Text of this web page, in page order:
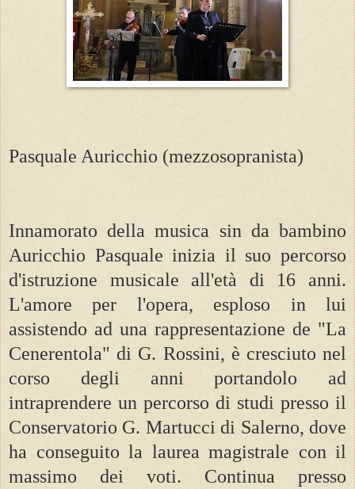
Pasquale Auricchio (mezzosopranista)
Innamorato della musica sin da bambino
Auricchio Pasquale inizia il suo percorso
d'istruzione musicale all'età di 16 anni.
L'amore per l'opera, esploso in lui
assistendo ad una rappresentazione de "La
Cenerentola" di G. Rossini, è cresciuto nel
corso degli anni portandolo ad
intraprendere un percorso di studi presso il
Conservatorio G. Martucci di Salerno, dove
ha conseguito la laurea magistrale con il
massimo dei voti. Continua presso